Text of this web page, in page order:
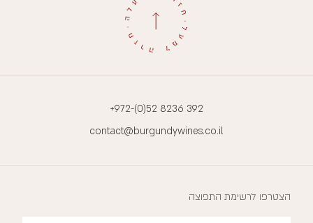
+972-(0)52 8236 392
contact@burgundywines.co.il
הצטרפו לרשימת התפוצה